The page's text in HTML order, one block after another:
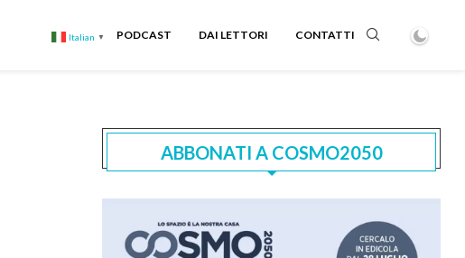
Italian ▼ PODCAST DAI LETTORI CONTATTI
ABBONATI A COSMO2050